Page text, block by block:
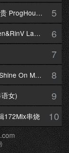
【172Mix独家】王金永 - 我曾用心爱着你(Dj阿贵 ProgHouse Mix国语男) 5
【DJ夜猫提供】Quay Theo Em - Ben Heineken&RinV LakHouse Mix 6
7
【DJ夜猫提供】KEY STUDIO - Give It To Me Shine On Me By Lambo Thea 8
女) 9
172Mix串烧 10